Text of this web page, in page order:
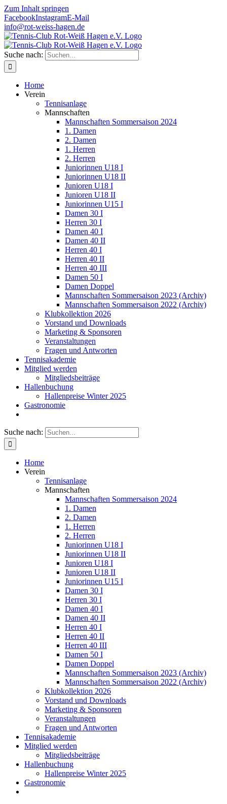
Zum Inhalt springen
FacebookInstagramE-Mail
info@rot-weiss-hagen.de
Suche nach:
Home
Verein
Tennisanlage
Mannschaften
Mannschaften Sommersaison 2024
1. Damen
2. Damen
1. Herren
2. Herren
Juniorinnen U18 I
Juniorinnen U18 II
Junioren U18 I
Junioren U18 II
Juniorinnen U15 I
Damen 30 I
Herren 30 I
Damen 40 I
Damen 40 II
Herren 40 I
Herren 40 II
Herren 40 III
Damen 50 I
Damen Doppel
Mannschaften Sommersaison 2023 (Archiv)
Mannschaften Sommersaison 2022 (Archiv)
Klubkollektion 2026
Vorstand und Downloads
Marketing & Sponsoren
Veranstaltungen
Fragen und Antworten
Tennisakademie
Mitglied werden
Mitgliedsbeiträge
Hallenbuchung
Hallenpreise Winter 2025
Gastronomie
Suche nach:
Home
Verein
Tennisanlage
Mannschaften
Mannschaften Sommersaison 2024
1. Damen
2. Damen
1. Herren
2. Herren
Juniorinnen U18 I
Juniorinnen U18 II
Junioren U18 I
Junioren U18 II
Juniorinnen U15 I
Damen 30 I
Herren 30 I
Damen 40 I
Damen 40 II
Herren 40 I
Herren 40 II
Herren 40 III
Damen 50 I
Damen Doppel
Mannschaften Sommersaison 2023 (Archiv)
Mannschaften Sommersaison 2022 (Archiv)
Klubkollektion 2026
Vorstand und Downloads
Marketing & Sponsoren
Veranstaltungen
Fragen und Antworten
Tennisakademie
Mitglied werden
Mitgliedsbeiträge
Hallenbuchung
Hallenpreise Winter 2025
Gastronomie